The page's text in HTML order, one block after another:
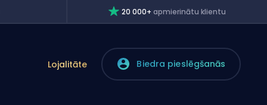
20 000+apmierinātu klientu
Lojalitāte Biedra pieslēgšanās